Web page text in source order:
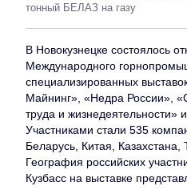
тонный БЕЛАЗ на газу
В Новокузнецке состоялось
Международного
специализированных
Майнинг», «Недра России»,
труда и жизнедеятельности»
Участниками стали 535
Беларусь, Китая,
География российских
Кузбасс на выставке